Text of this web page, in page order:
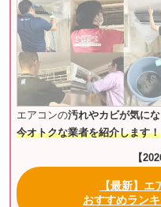
エアコンの汚れやカビが気に
今オトクな業者を紹介します！
【
【最新】
おすすめラン